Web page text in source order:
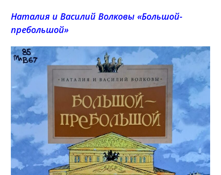
Наталия и Василий Волковы «Большой-
пребольшой»